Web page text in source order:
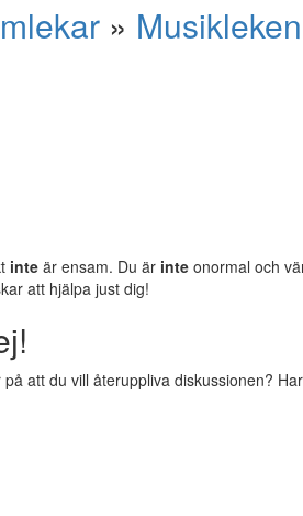
»
inte är ensam. Du är inte onormal och
att hjälpa just dig!
att du vill återuppliva diskussionen?